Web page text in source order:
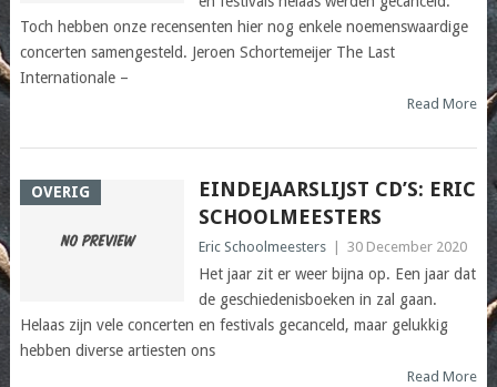
Toch hebben onze recensenten hier nog enkele noemenswaardige
concerten samengesteld. Jeroen Schortemeijer The Last
Internationale –
Read More
OVERIG
EINDEJAARSLIJST CD’S: ERIC
SCHOOLMEESTERS
Eric Schoolmeesters 30 December 2020
Het jaar zit er weer bijna op. Een jaar dat
de geschiedenisboeken in zal gaan.
Helaas zijn vele concerten en festivals gecanceld, maar gelukkig
hebben diverse artiesten ons
Read More